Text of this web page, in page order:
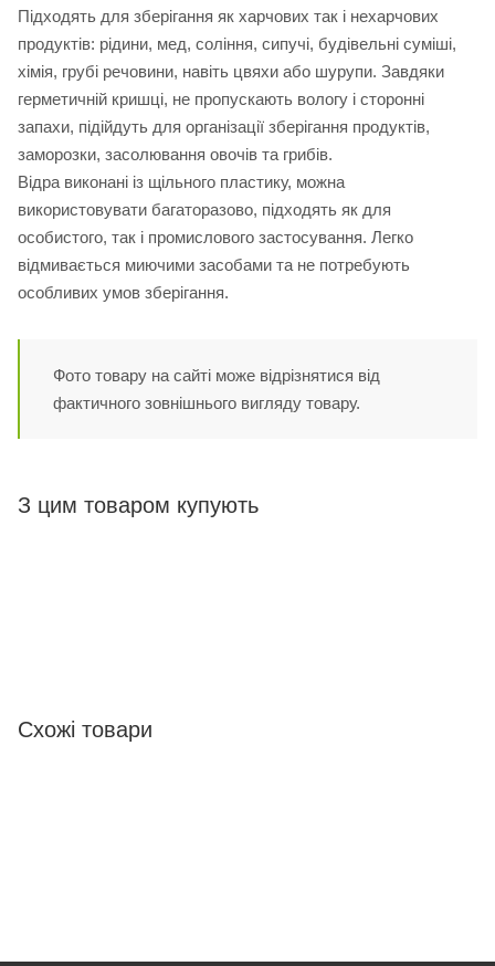
Підходять для зберігання як харчових так і нехарчових
продуктів: рідини, мед, соління, сипучі, будівельні суміші,
хімія, грубі речовини, навіть цвяхи або шурупи. Завдяки
герметичній кришці, не пропускають вологу і сторонні
запахи, підійдуть для організації зберігання продуктів,
заморозки, засолювання овочів та грибів.
Відра виконані із щільного пластику, можна
використовувати багаторазово, підходять як для
особистого, так і промислового застосування. Легко
відмивається миючими засобами та не потребують
особливих умов зберігання.
Фото товару на сайті може відрізнятися від
фактичного зовнішнього вигляду товару.
З цим товаром купують
Схожі товари